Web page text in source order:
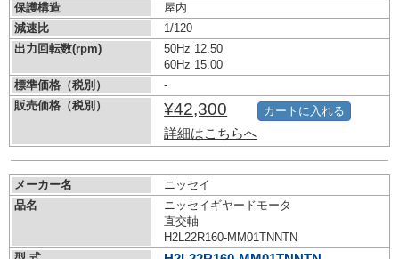
保護構造
屋内
減速比
1/120
出力回転数(rpm)
50Hz 12.50
60Hz 15.00
標準価格（税別）
-
販売価格（税別）
¥42,300
詳細はこちらへ
カートに入れる
メーカー名
ニッセイ
品名
ニッセイギヤードモータ
直交軸
H2L22R160-MM01TNNTN